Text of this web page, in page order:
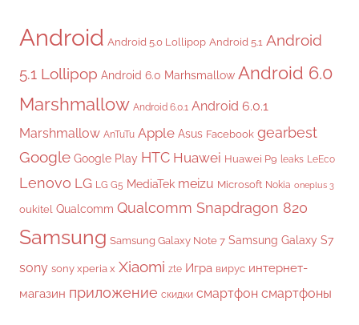
Android Android 5.0 Lollipop Android 5.1 Android
5.1 Lollipop Android 6.0 Marhsmallow Android 6.0
Marshmallow Android 6.0.1 Android 6.0.1
Marshmallow AnTuTu Apple Asus Facebook gearbest
Google Google Play HTC Huawei Huawei P9 leaks LeEco
Lenovo LG LG G5 MediaTek meizu Microsoft Nokia oneplus 3
oukitel Qualcomm Qualcomm Snapdragon 820
Samsung Samsung Galaxy Note 7 Samsung Galaxy S7
sony sony xperia x Xiaomi zte Игра вирус интернет-
магазин приложение скидки смартфон смартфоны